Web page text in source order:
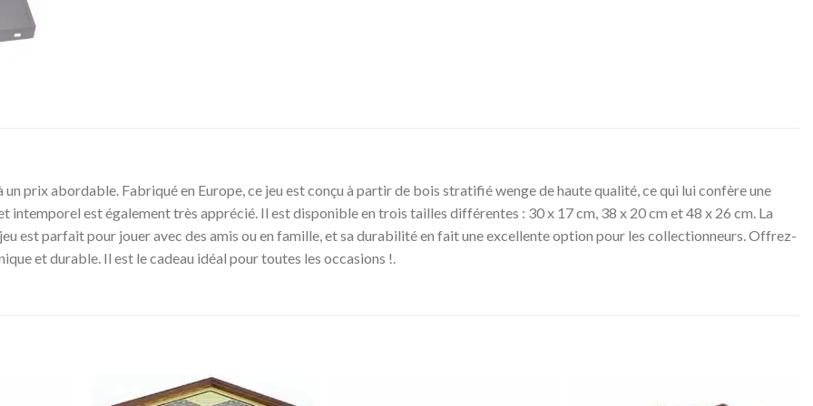
prix abordable. Fabriqué en Europe, ce jeu est conçu à partir de bois stratifié wenge de haute qualité, ce qui lui confère une
intemporel est également très apprécié. Il est disponible en trois tailles différentes : 30 x 17 cm, 38 x 20 cm et 48 x 26 cm. La
est parfait pour jouer avec des amis ou en famille, et sa durabilité en fait une excellente option pour les collectionneurs. Offrez-
et durable. Il est le cadeau idéal pour toutes les occasions !.